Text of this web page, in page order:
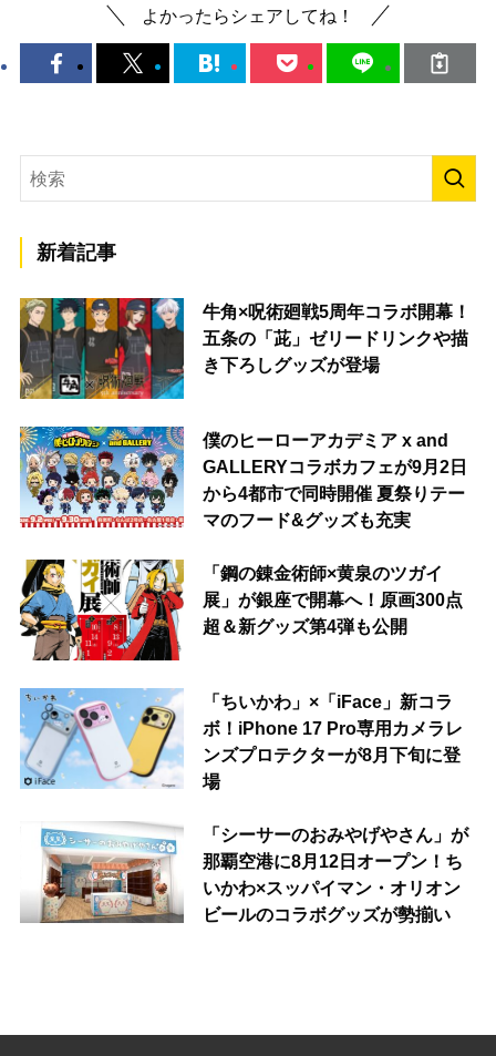
よかったらシェアしてね！
新着記事
牛角×呪術廻戦5周年コラボ開幕！
五条の「茈」ゼリードリンクや描
き下ろしグッズが登場
僕のヒーローアカデミア x and
GALLERYコラボカフェが9月2日
から4都市で同時開催 夏祭りテー
マのフード&グッズも充実
「鋼の錬金術師×黄泉のツガイ
展」が銀座で開幕へ！原画300点
超＆新グッズ第4弾も公開
「ちいかわ」×「iFace」新コラ
ボ！iPhone 17 Pro専用カメラレ
ンズプロテクターが8月下旬に登
場
「シーサーのおみやげやさん」が
那覇空港に8月12日オープン！ち
いかわ×スッパイマン・オリオン
ビールのコラボグッズが勢揃い